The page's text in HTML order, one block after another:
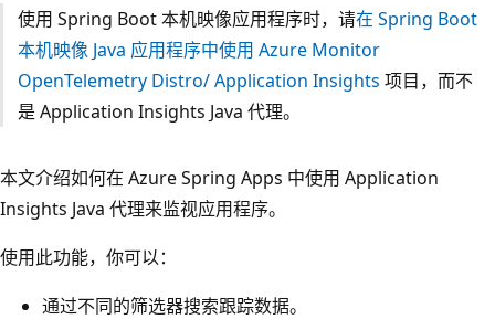
使用 Spring Boot 本机映像应用程序时，请在 Spring Boot
本机映像 Java 应用程序中使用 Azure Monitor
OpenTelemetry Distro/ Application Insights 项目，而不
是 Application Insights Java 代理。
本文介绍如何在 Azure Spring Apps 中使用 Application
Insights Java 代理来监视应用程序。
使用此功能，你可以：
通过不同的筛选器搜索跟踪数据。